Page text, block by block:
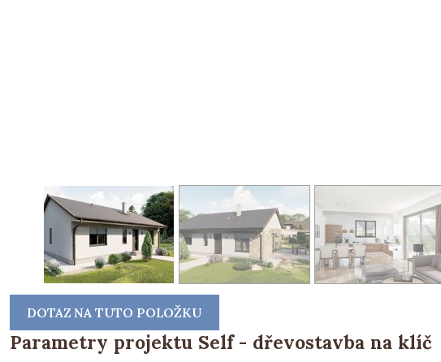
DOTAZ NA TUTO POLOŽKU
Parametry projektu Self - dřevostavba na klíč